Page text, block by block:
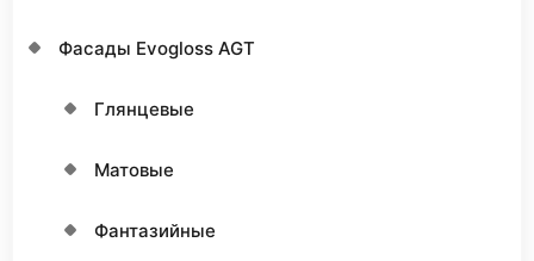
Фасады Еvogloss AGT
Глянцевые
Матовые
Фантазийные